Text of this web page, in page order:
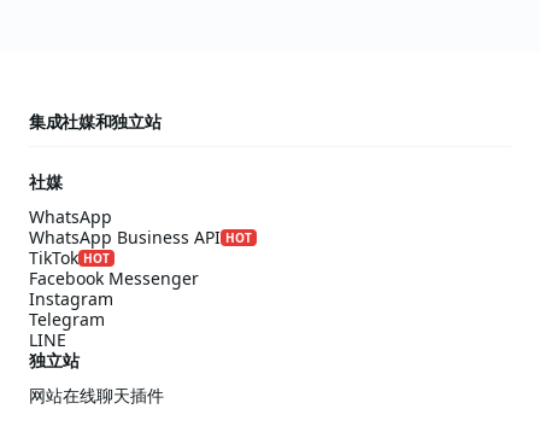
集成社媒和独立站
社媒
WhatsApp
WhatsApp Business API HOT
TikTok HOT
Facebook Messenger
Instagram
Telegram
LINE
独立站
网站在线聊天插件